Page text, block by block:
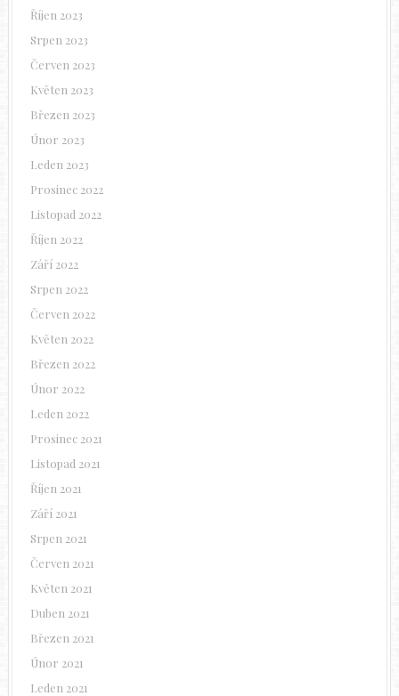
Říjen 2023
Srpen 2023
Červen 2023
Květen 2023
Březen 2023
Únor 2023
Leden 2023
Prosinec 2022
Listopad 2022
Říjen 2022
Září 2022
Srpen 2022
Červen 2022
Květen 2022
Březen 2022
Únor 2022
Leden 2022
Prosinec 2021
Listopad 2021
Říjen 2021
Září 2021
Srpen 2021
Červen 2021
Květen 2021
Duben 2021
Březen 2021
Únor 2021
Leden 2021